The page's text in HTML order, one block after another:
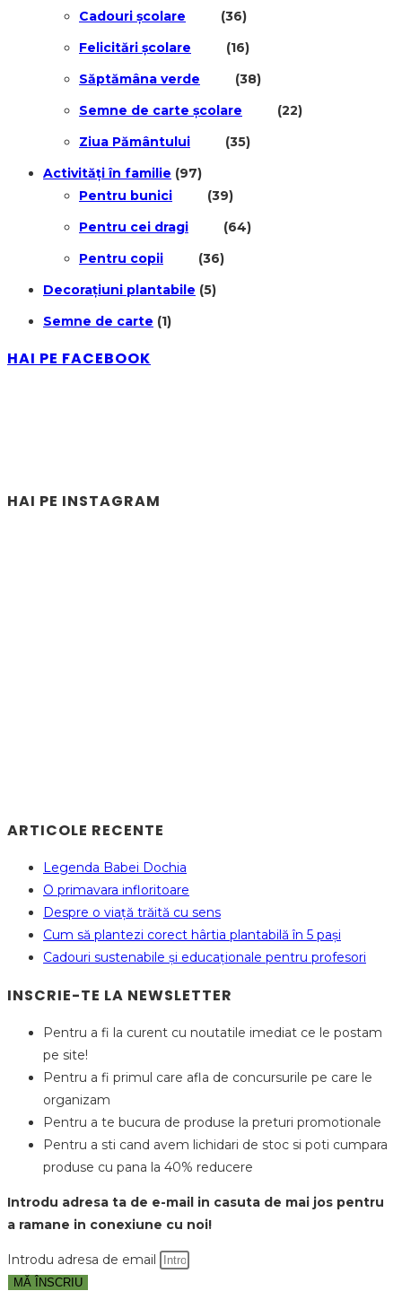
Cadouri școlare
(36)
Felicitări școlare
(16)
Săptămâna verde
(38)
Semne de carte școlare
(22)
Ziua Pământului
(35)
Activități în familie (97)
Pentru bunici
(39)
Pentru cei dragi
(64)
Pentru copii
(36)
Decorațiuni plantabile (5)
Semne de carte (1)
HAI PE FACEBOOK
HAI PE INSTAGRAM
ARTICOLE RECENTE
Legenda Babei Dochia
O primavara infloritoare
Despre o viață trăită cu sens
Cum să plantezi corect hârtia plantabilă în 5 pași
Cadouri sustenabile și educaționale pentru profesori
INSCRIE-TE LA NEWSLETTER
Pentru a fi la curent cu noutatile imediat ce le postam
pe site!
Pentru a fi primul care afla de concursurile pe care le
organizam
Pentru a te bucura de produse la preturi promotionale
Pentru a sti cand avem lichidari de stoc si poti cumpara
produse cu pana la 40% reducere
Introdu adresa ta de e-mail in casuta de mai jos pentru
a ramane in conexiune cu noi!
Introdu adresa de email
MĂ ÎNSCRIU